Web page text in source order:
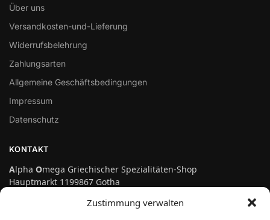
Zustimmung verwalten
Über uns
Versandkosten-und-Lieferung
Widerrufsbelehrung
Zahlungsarten
Allgemeine Geschäftsbedingungen
Impressum
Datenschutz
KONTAKT
Alpha Omega Griechischer Spezialitäten-Shop
Hauptmarkt 1199867 Gotha
info@genuss-auf-griechisch.de